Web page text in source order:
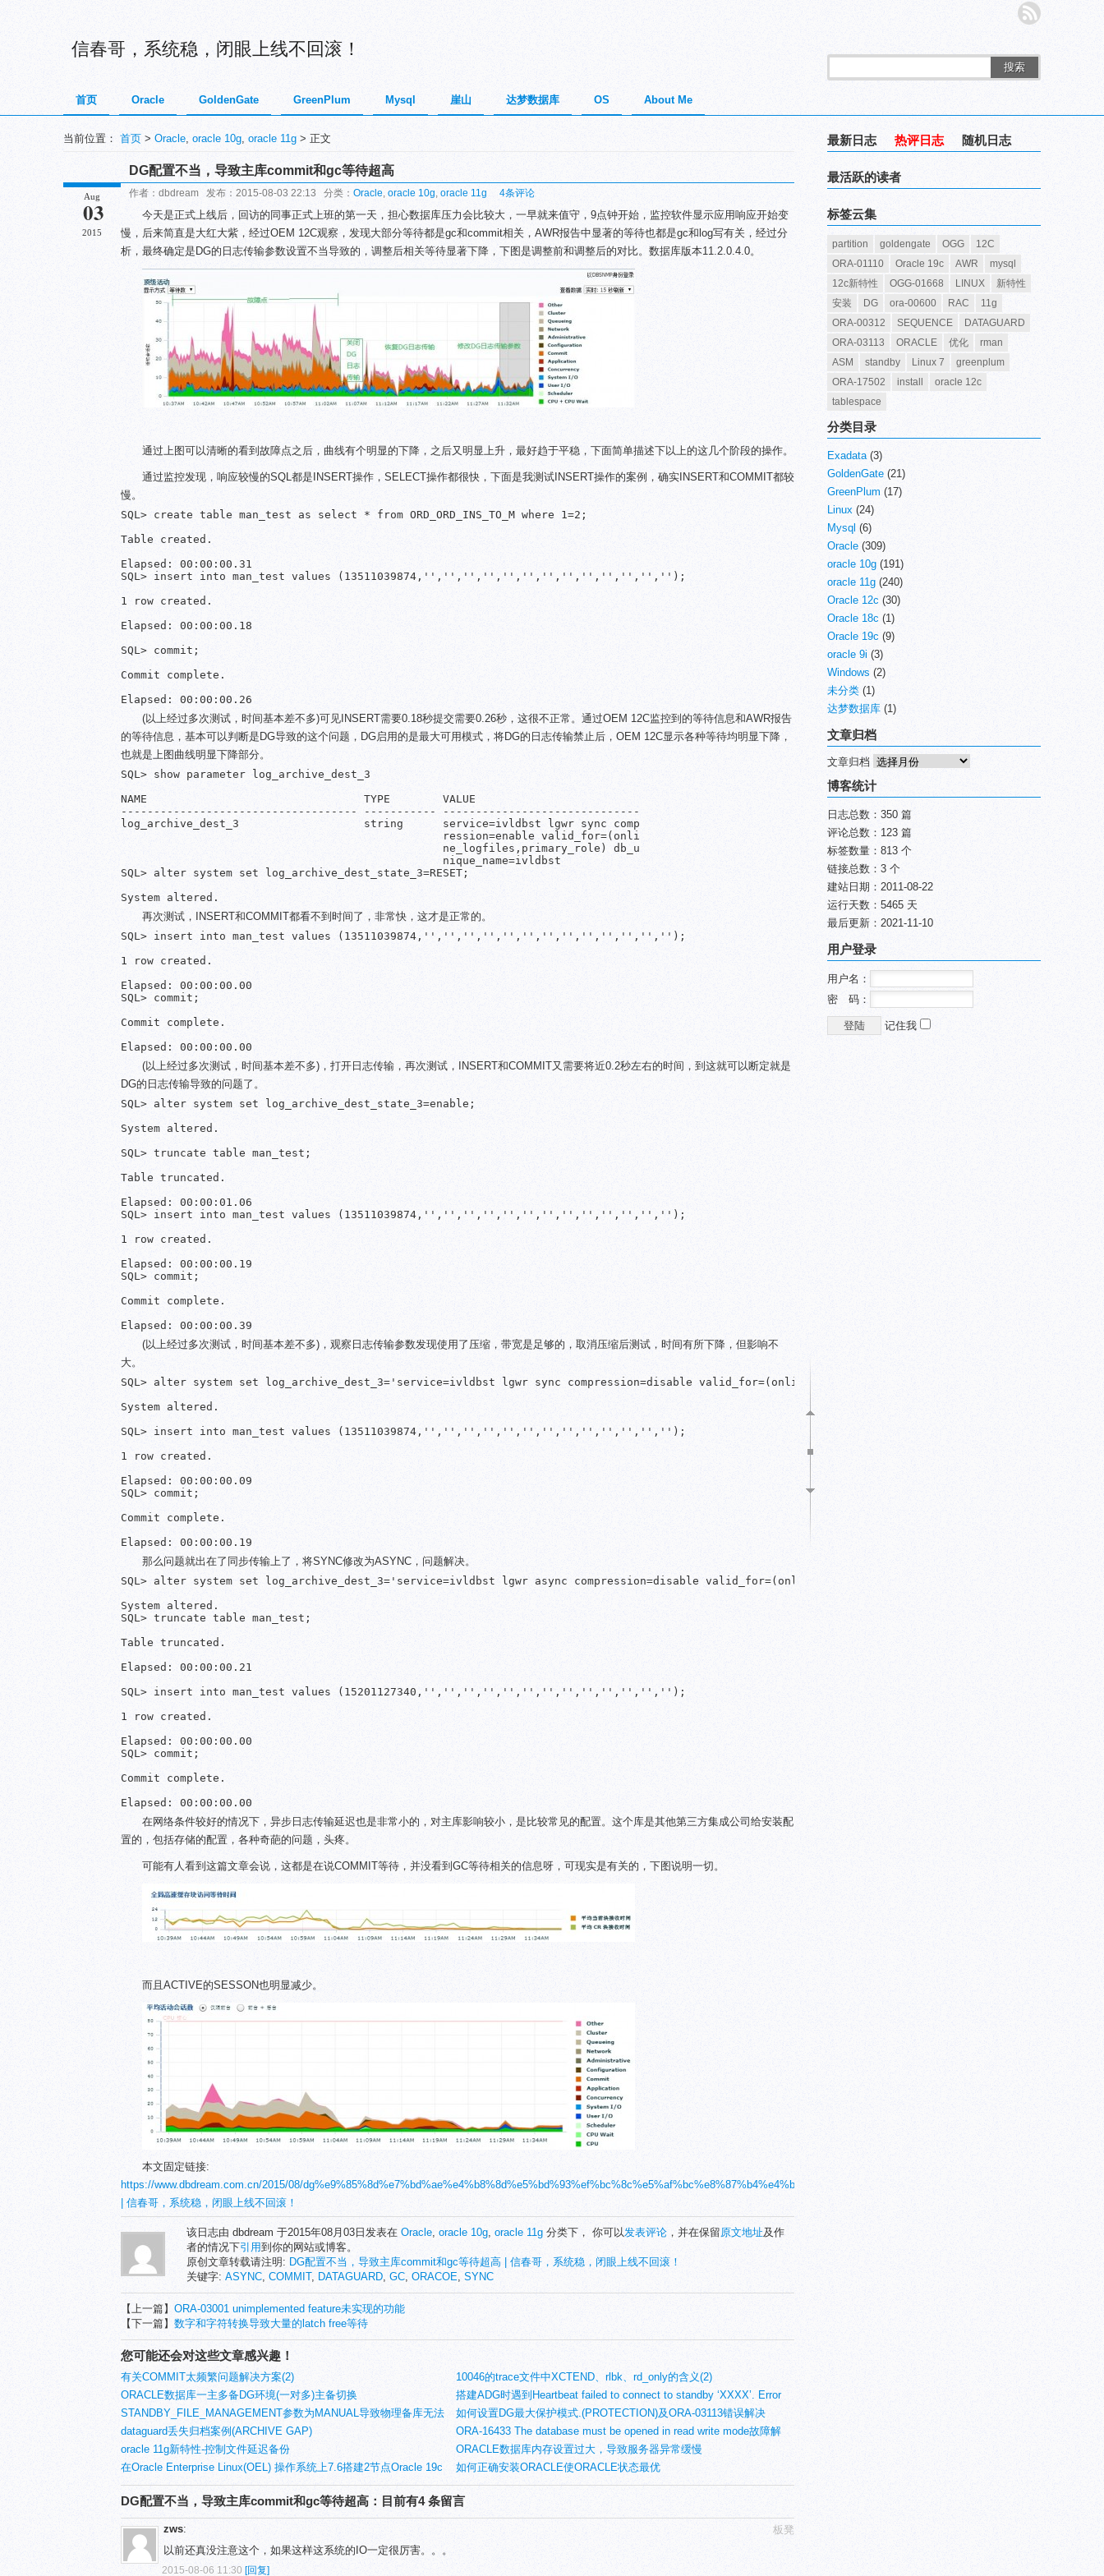
信春哥，系统稳，闭眼上线不回滚！
搜索
首页 Oracle GoldenGate GreenPlum Mysql 崖山 达梦数据库 OS About Me
当前位置： 首页 > Oracle, oracle 10g, oracle 11g > 正文
DG配置不当，导致主库commit和gc等待超高
Aug
03
2015
作者：dbdream 发布：2015-08-03 22:13 分类： Oracle, oracle 10g, oracle 11g 4条评论
今天是正式上线后，回访的同事正式上班的第一天，担心数据库压力会比较大，一早就来值守，9点钟开始，监控软件显示应用响应开始变
慢，后来简直是大红大紫，经过OEM 12C观察，发现大部分等待都是gc和commit相关，AWR报告中显著的等待也都是gc和log写有关，经过分
析，最终确定是DG的日志传输参数设置不当导致的，调整后相关等待显著下降，下图是调整前和调整后的对比。数据库版本11.2.0.4.0。
通过上图可以清晰的看到故障点之后，曲线有个明显的下降，之后又明显上升，最好趋于平稳，下面简单描述下以上的这几个阶段的操作。
通过监控发现，响应较慢的SQL都是INSERT操作，SELECT操作都很快，下面是我测试INSERT操作的案例，确实INSERT和COMMIT都较
慢。
SQL> create table man_test as select * from ORD_ORD_INS_TO_M where 1=2;
Table created.
Elapsed: 00:00:00.31
SQL> insert into man_test values (13511039874,'','','','','','','','','','','','','');
1 row created.
Elapsed: 00:00:00.18
SQL> commit;
Commit complete.
(以上经过多次测试，时间基本差不多)可见INSERT需要0.18秒提交需要0.26秒，这很不正常。通过OEM 12C监控到的等待信息和AWR报告
的等待信息，基本可以判断是DG导致的这个问题，DG启用的是最大可用模式，将DG的日志传输禁止后，OEM 12C显示各种等待均明显下降，
也就是上图曲线明显下降部分。
SQL> show parameter log_archive_dest_3
NAME                                 TYPE        VALUE
------------------------------------ ----------- ------------------------------
log_archive_dest_3                   string      service=ivldbst lgwr sync comp
                                                 ression=enable valid_for=(onli
                                                 ne_logfiles,primary_role) db_u
                                                 nique_name=ivldbst
SQL> alter system set log_archive_dest_state_3=RESET;
再次测试，INSERT和COMMIT都看不到时间了，非常快，这才是正常的。
SQL> insert into man_test values (13511039874,'','','','','','','','','','','','','');
1 row created.
Elapsed: 00:00:00.00
SQL> commit;
Commit complete.
(以上经过多次测试，时间基本差不多)，打开日志传输，再次测试，INSERT和COMMIT又需要将近0.2秒左右的时间，到这就可以断定就是
DG的日志传输导致的问题了。
SQL> alter system set log_archive_dest_state_3=enable;
System altered.
SQL> truncate table man_test;
Table truncated.
Elapsed: 00:00:01.06
SQL> insert into man_test values (13511039874,'','','','','','','','','','','','','');
1 row created.
Elapsed: 00:00:00.19
SQL> commit;
Commit complete.
(以上经过多次测试，时间基本差不多)，观察日志传输参数发现使用了压缩，带宽是足够的，取消压缩后测试，时间有所下降，但影响不
大。
SQL> alter system set log_archive_dest_3='service=ivldbst lgwr sync compression=disable valid_for=(online_logfiles,primary_role)
System altered.
SQL> insert into man_test values (13511039874,'','','','','','','','','','','','','');
1 row created.
Elapsed: 00:00:00.09
SQL> commit;
Commit complete.
那么问题就出在了同步传输上了，将SYNC修改为ASYNC，问题解决。
SQL> alter system set log_archive_dest_3='service=ivldbst lgwr async compression=disable valid_for=(online_logfiles,primary_role)
System altered.
SQL> truncate table man_test;
Table truncated.
Elapsed: 00:00:00.21
SQL> insert into man_test values (15201127340,'','','','','','','','','','','','','');
1 row created.
Elapsed: 00:00:00.00
SQL> commit;
Commit complete.
在网络条件较好的情况下，异步日志传输延迟也是非常小的，对主库影响较小，是比较常见的配置。这个库是其他第三方集成公司给安装配
置的，包括存储的配置，各种奇葩的问题，头疼。
可能有人看到这篇文章会说，这都是在说COMMIT等待，并没看到GC等待相关的信息呀，可现实是有关的，下图说明一切。
而且ACTIVE的SESSON也明显减少。
本文固定链接:
https://www.dbdream.com.cn/2015/08/
| 信春哥，系统稳，闭眼上线不回滚！
该日志由 dbdream 于2015年08月03日发表在 Oracle, oracle 10g, oracle 11g 分类下， 你可以发表评论 ，并在保留原文地址及作
者的情况下引用到你的网站或博客。
原创文章转载请注明: DG配置不当，导致主库commit和gc等待超高 | 信春哥，系统稳，闭眼上线不回滚！
关键字: ASYNC, COMMIT, DATAGUARD, GC, ORACOE, SYNC
【上一篇】 ORA-03001 unimplemented feature未实现的功能
【下一篇】 数字和字符转换导致大量的latch free等待
您可能还会对这些文章感兴趣！
有关COMMIT太频繁问题解决方案(2)
10046的trace文件中XCTEND、rlbk、rd_only的含义(2)
ORACLE数据库一主多备DG环境(一对多)主备切换
搭建ADG时遇到Heartbeat failed to connect to standby ‘XXXX’. Error
is 16058错误
STANDBY_FILE_MANAGEMENT参数为MANUAL导致物理备库无法
添加数据文件
如何设置DG最大保护模式.(PROTECTION)及ORA-03113错误解决
dataguard丢失归档案例(ARCHIVE GAP)
ORA-16433 The database must be opened in read write mode故障解
决
oracle 11g新特性-控制文件延迟备份
ORACLE数据库内存设置过大，导致服务器异常缓慢
在Oracle Enterprise Linux(OEL) 操作系统上7.6搭建2节点Oracle 19c
RAC (四、创建数据库）
如何正确安装ORACLE使ORACLE状态最优
DG配置不当，导致主库commit和gc等待超高：目前有4 条留言
板凳
zws:
以前还真没注意这个，如果这样这系统的IO一定很厉害。。。
2015-08-06 11:30 [回复]
最新日志 热评日志 随机日志
最活跃的读者
标签云集
partition goldengate OGG
12C
ORA-01110
Oracle 19c AWR
mysql
12c新特性
OGG-01668 LINUX
新特性
安装
DG ora-00600 RAC
11g
ORA-00312
SEQUENCE
DATAGUARD
ORA-03113
ORACLE 优化
rman
ASM
standby Linux 7
greenplum
ORA-17502
install
oracle 12c
tablespace
分类目录
Exadata(3)
GoldenGate (21)
GreenPlum (17)
Linux (24)
Mysql (6)
Oracle (309)
oracle 10g (191)
oracle 11g (240)
Oracle 12c (30)
Oracle 18c (1)
Oracle 19c (9)
oracle 9i (3)
Windows (2)
未分类 (1)
达梦数据库 (1)
文章归档
文章归档
博客统计
日志总数：350 篇
评论总数：123 篇
标签数量：813 个
链接总数：3 个
建站日期：2011-08-22
运行天数：5465 天
最后更新：2021-11-10
用户登录
用户名：
密 码：
记住我